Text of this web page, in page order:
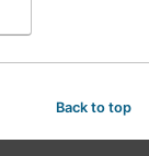
Back to top